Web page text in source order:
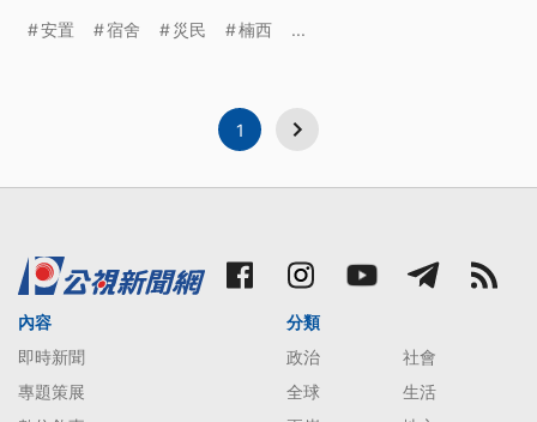
安置 宿舍 災民 楠西 ...
1
內容
即時新聞
專題策展
分類
政治
社會
全球
生活